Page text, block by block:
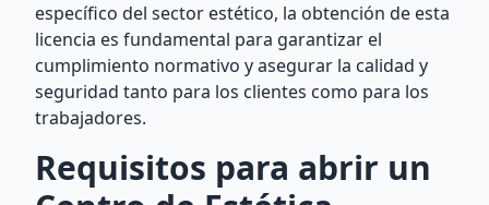
específico del sector estético, la obtención de esta
licencia es fundamental para garantizar el
cumplimiento normativo y asegurar la calidad y
seguridad tanto para los clientes como para los
trabajadores.
Requisitos para abrir un